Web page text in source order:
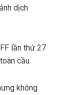
dịch
lần thứ 27
cầu.
không